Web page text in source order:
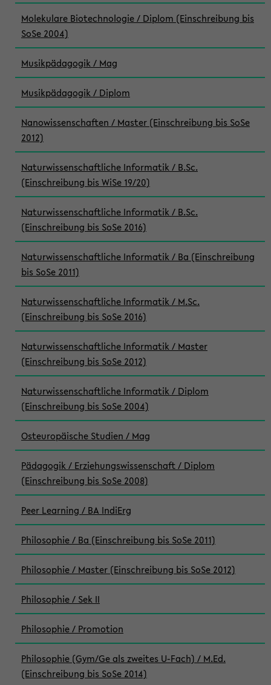
Molekulare Biotechnologie / Diplom (Einschreibung bis
SoSe 2004)
Musikpädagogik / Mag
Musikpädagogik / Diplom
Nanowissenschaften / Master (Einschreibung bis SoSe
2012)
Naturwissenschaftliche Informatik / B.Sc.
(Einschreibung bis WiSe 19/20)
Naturwissenschaftliche Informatik / B.Sc.
(Einschreibung bis SoSe 2016)
Naturwissenschaftliche Informatik / Ba (Einschreibung
bis SoSe 2011)
Naturwissenschaftliche Informatik / M.Sc.
(Einschreibung bis SoSe 2016)
Naturwissenschaftliche Informatik / Master
(Einschreibung bis SoSe 2012)
Naturwissenschaftliche Informatik / Diplom
(Einschreibung bis SoSe 2004)
Osteuropäische Studien / Mag
Pädagogik / Erziehungswissenschaft / Diplom
(Einschreibung bis SoSe 2008)
Peer Learning / BA IndiErg
Philosophie / Ba (Einschreibung bis SoSe 2011)
Philosophie / Master (Einschreibung bis SoSe 2012)
Philosophie / Sek II
Philosophie / Promotion
Philosophie (Gym/Ge als zweites U-Fach) / M.Ed.
(Einschreibung bis SoSe 2014)